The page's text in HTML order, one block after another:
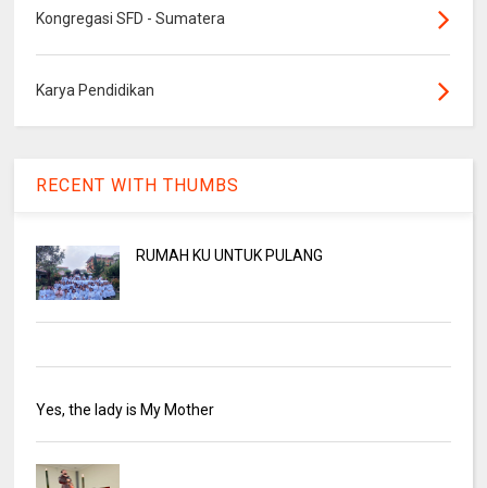
Kongregasi SFD - Sumatera
Karya Pendidikan
RECENT WITH THUMBS
RUMAH KU UNTUK PULANG
Yes, the lady is My Mother